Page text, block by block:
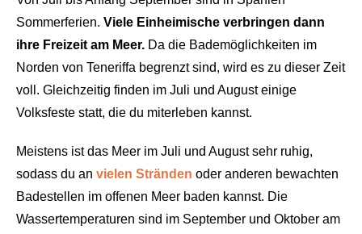
Sommerferien. Viele Einheimische verbringen dann
ihre Freizeit am Meer. Da die Bademöglichkeiten im
Norden von Teneriffa begrenzt sind, wird es zu dieser Zeit
voll. Gleichzeitig finden im Juli und August einige
Volksfeste statt, die du miterleben kannst.
Meistens ist das Meer im Juli und August sehr ruhig,
sodass du an vielen Stränden oder anderen bewachten
Badestellen im offenen Meer baden kannst. Die
Wassertemperaturen sind im September und Oktober am